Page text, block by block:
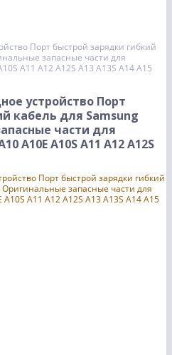
Порт быстрой зарядки гибкий
запасные части для
A11 A12 A12S A13 A13S A14 A15
устройство Порт
кабель для Samsung
части для
A10E A10S A11 A12 A12S